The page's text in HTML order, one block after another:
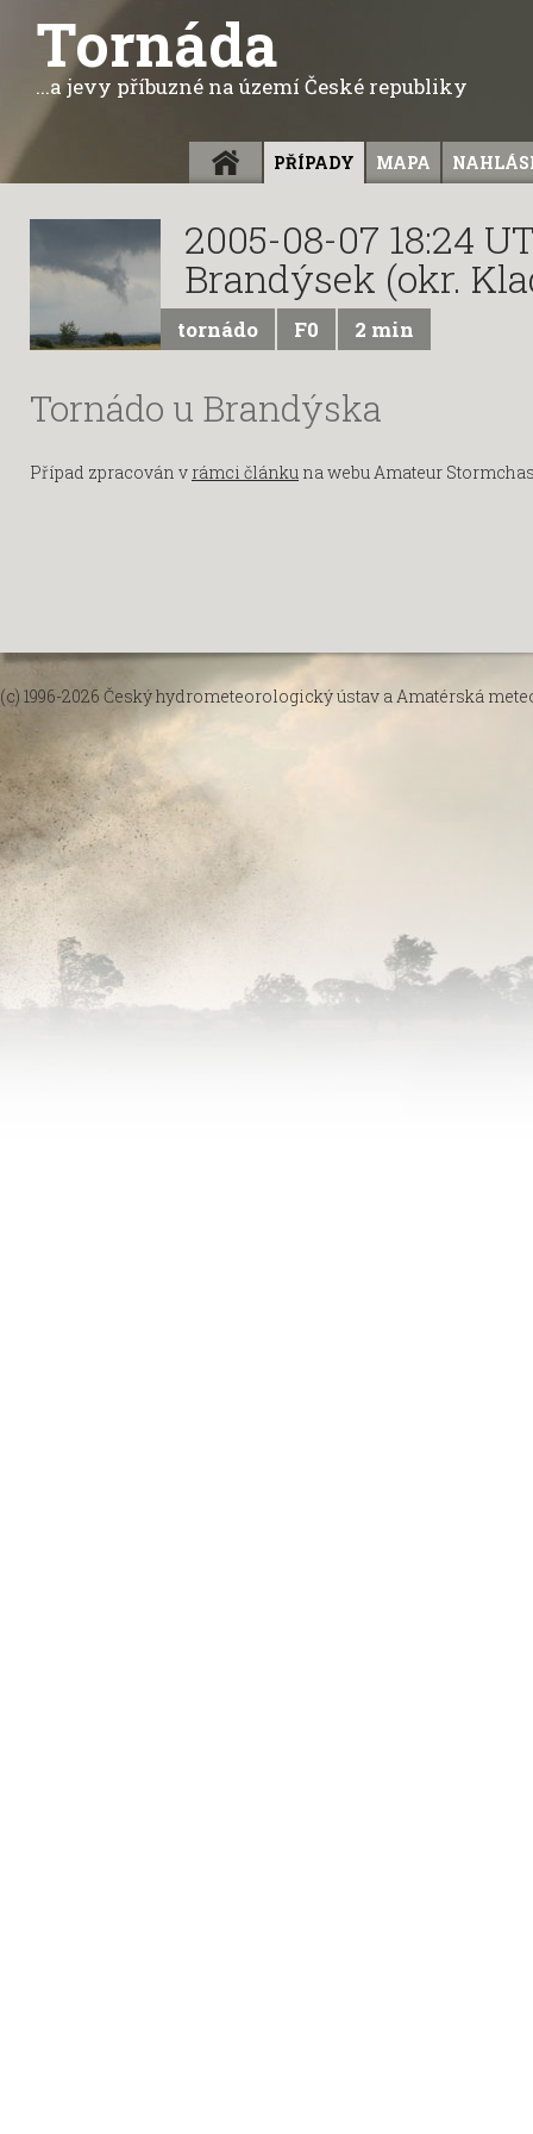
Tornáda
...a jevy příbuzné na území České republiky
ÚVOD PŘÍPADY MAPA
2005-08-07 18:24
Brandýsek (okr.
tornádo F0 2 min
Tornádo u Brandýska
Případ zpracován v rámci článku na webu Amateur
(c) 1996-2026 Český hydrometeorologický ústav aAmatérská